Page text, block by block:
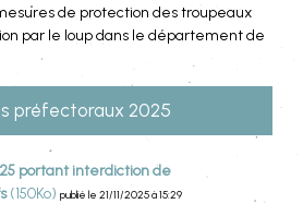
de protection des troupeaux
par le loup dans le département de
préfectoraux 2025
portant interdiction de
(150Ko) publié le 21/11/2025 à 15:29